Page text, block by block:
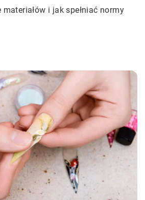
i jak spełniać normy